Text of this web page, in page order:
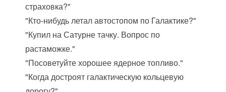
страховка?"
"Кто-нибудь летал автостопом по Галактике?"
"Купил на Сатурне тачку. Вопрос по
растаможке."
"Посоветуйте хорошее ядерное топливо."
"Когда достроят галактическую кольцевую